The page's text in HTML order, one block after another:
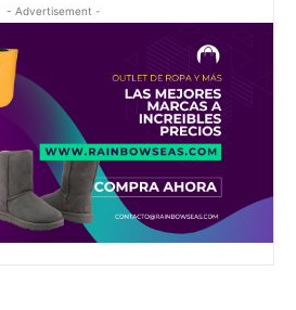
- Advertisement -